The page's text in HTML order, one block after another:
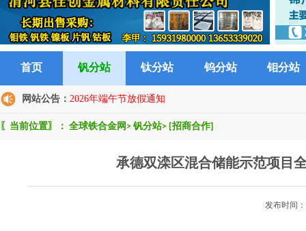
首页 钒分站 钛分站 钨分站 钼分站
网站公告： 2026年端午节放假通知
〖当前位置〗： 全球铁合金网 > 钒分站> [招商合作]
承德双滦区混合储能示范项目
发布时间